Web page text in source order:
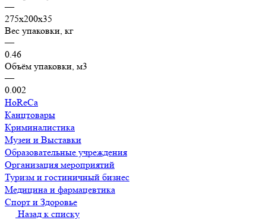
—
275х200х35
Вес упаковки, кг
—
0.46
Объём упаковки, м3
—
0.002
HoReCa
Канцтовары
Криминалистика
Музеи и Выставки
Образовательные учреждения
Организация мероприятий
Туризм и гостиничный бизнес
Медицина и фармацевтика
Спорт и Здоровье
Назад к списку